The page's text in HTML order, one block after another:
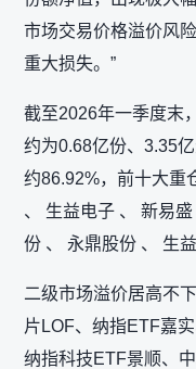
市场交易价格溢价风
重大损失。”
截至2026年一季度末
约为0.68亿份、3.35
约86.92%，前十大重
、 生益电子 、 新易
份 、 永鼎股份 、 生
二级市场溢价居高不
片LOF、纳指ETF嘉
纳指科技ETF景顺、